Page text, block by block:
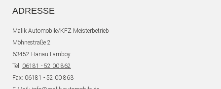
ADRESSE
Malik Automobile/KFZ Meisterbetrieb
Möhnestraße 2
63452 Hanau Lamboy
Tel: 06181 - 52 00 862
Fax: 06181 - 52 00 863